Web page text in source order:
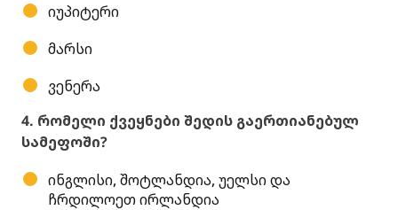
იუპიტერი
მარსი
ვენერა
4. რომელი ქვეყნები შედის გაერთიანებულ
სამეფოში?
ინგლისი, შოტლანდია, უელსი და
ჩრდილოეთ ირლანდია